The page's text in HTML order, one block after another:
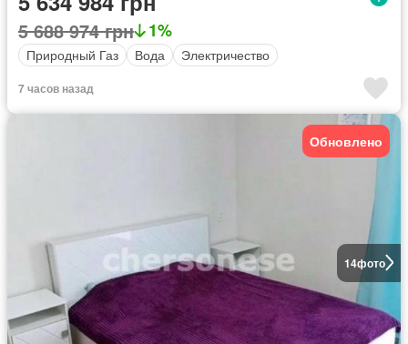
5 688 974 грн 1%
Природный Газ Вода Электричество
7 часов назад
14фото
Обновлено